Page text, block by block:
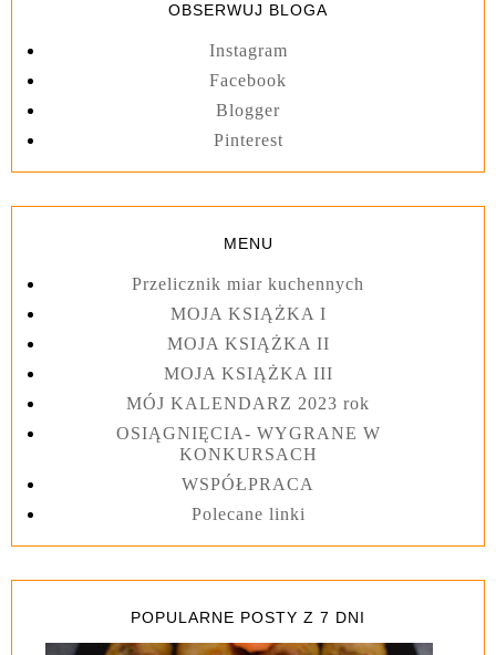
OBSERWUJ BLOGA
Instagram
Facebook
Blogger
Pinterest
MENU
Przelicznik miar kuchennych
MOJA KSIĄŻKA I
MOJA KSIĄŻKA II
MOJA KSIĄŻKA III
MÓJ KALENDARZ 2023 rok
OSIĄGNIĘCIA- WYGRANE W
KONKURSACH
WSPÓŁPRACA
Polecane linki
POPULARNE POSTY Z 7 DNI